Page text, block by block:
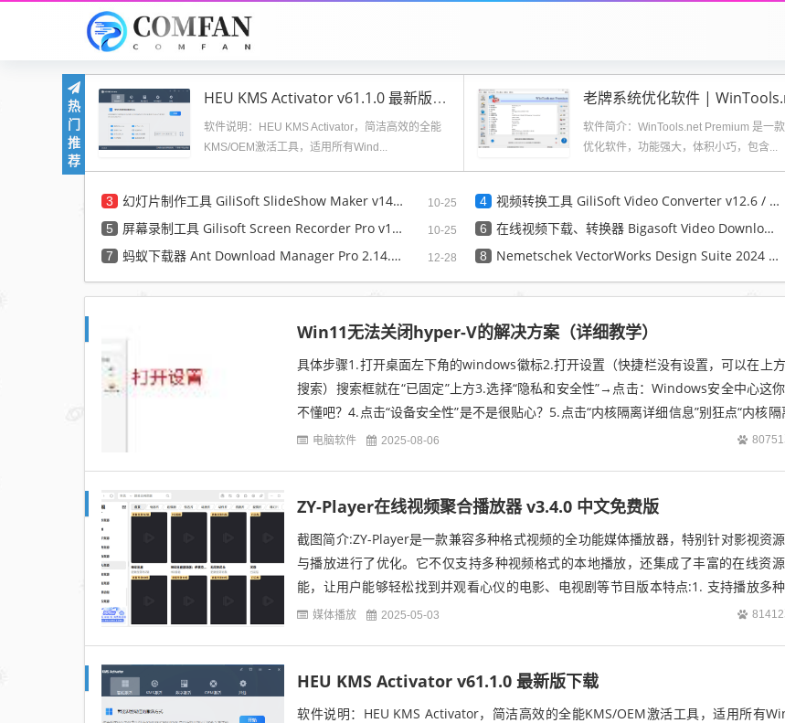
HEU KMS Activator v61.1.0 最新版下载
软件说明：HEU KMS Activator，简洁高效的全能
KMS/OEM激活工具，适用所有Wind...
软件简介：WinTools.net Premium 是一
优化软件，功能强大，体积小巧，包含...
3 幻灯片制作工具 GiliSoft SlideShow Maker v14.2 x64 10-25 4 视频转换工具 GiliSoft Video Converter v12.6 / Discovery Edition v12.1.0
5 屏幕录制工具 Gilisoft Screen Recorder Pro v13.6 10-25 6 在线视频下载、转换器 Bigasoft Video Downloader Pro v3.27.5.9062
7 蚂蚁下载器 Ant Download Manager Pro 2.14.2.88978 正式版 12-28 8 Nemetschek VectorWorks Design Suite 2024 SP6 x64
热
门
推
荐
Win11无法关闭hyper-V的解决方案（详细教学）
具体步骤1.打开桌面左下角的windows徽标2.打开设置（快捷栏没有设置，可以在上
搜索）搜索框就在“已固定”上方3.选择“隐私和安全性”→点击：Windows安全中心这
不懂吧？4.点击“设备安全性”是不是很贴心？5.点击“内核隔离详细信息”别狂点“内核隔
那是标题...6.将...
电脑软件 2025-08-06
ZY-Player在线视频聚合播放器 v3.4.0 中文免费版
截图简介:ZY-Player是一款兼容多种格式视频的全功能媒体播放器，特别针对影视资
与播放进行了优化。它不仅支持多种视频格式的本地播放，还集成了丰富的在线资
能，让用户能够轻松找到并观看心仪的电影、电视剧等节目版本特点:1. 支持播放多
视频文件，包括MP4、AVI、MKV、FL...
媒体播放 2025-05-03
HEU KMS Activator v61.1.0 最新版下载
软件说明：HEU KMS Activator，简洁高效的全能KMS/OEM激活工具，适用所有